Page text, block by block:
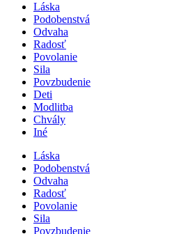
Láska
Podobenstvá
Odvaha
Radosť
Povolanie
Sila
Povzbudenie
Deti
Modlitba
Chvály
Iné
Láska
Podobenstvá
Odvaha
Radosť
Povolanie
Sila
Povzbudenie